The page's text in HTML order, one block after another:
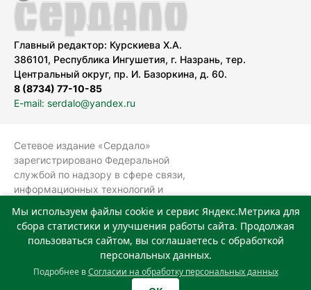
Главный редактор: Курскиева Х.А.
386101, Республика Ингушетия, г. Назрань, тер.
Центральный округ, пр. И. Базоркина, д. 60.
8 (8734) 77-10-85
E-mail: serdalo@yandex.ru
Сетевое издание «Сердало»
зарегистрировано Федеральной
службой по надзору в сфере связи,
информационных технологий и
(Роскомнадзор).
Реестровая запись СМИ: ЭЛ № ФС 77-
78323 от 15.05.2020 г. Учредитель:
Государственное автономное
учреждение «Издательский дом
Мы используем файлы cookie и сервис Яндекс.Метрика для
сбора статистики и улучшения работы сайта. Продолжая
пользоваться сайтом, вы соглашаетесь с обработкой
персональных данных.
Подробнее вСогласии на обработку персональных данных